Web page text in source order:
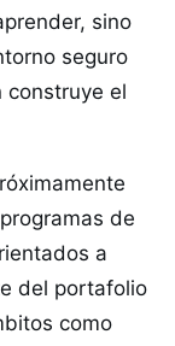
sino
seguro
construye el
de
a
del portafolio
como